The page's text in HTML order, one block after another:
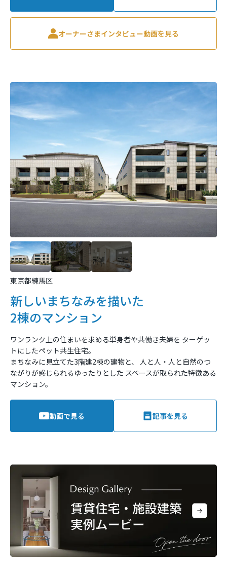
オーナーさまインタビュー動画を見る
東京都練馬区
新しいまちなみを描いた
2棟のマンション
ワンランク上の住まいを求める単身者や共働き夫婦を ターゲッ
トにしたペット共生住宅。
まちなみに見立てた3階建2棟の建物と、
人と人・人と自然のつ
ながりが感じられるゆったりとした スペースが取られた特徴ある
マンション。
動画で見る 記事を見る